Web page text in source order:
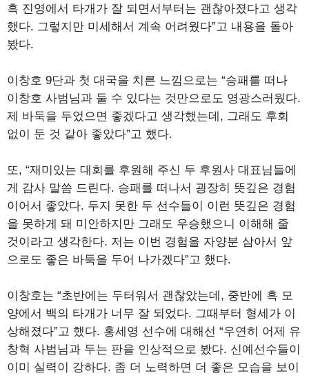
흑 진영에서 타개가 잘 되면서부터는 괜찮아졌다고 생각
했다. 그렇지만 미세해서 계속 어려웠다”고 내용을 돌아
봤다.
이창호 9단과 첫 대국을 치른 느낌으로는 “승패를 떠나
이창호 사범님과 둘 수 있다는 것만으로도 영광스러웠다.
제 바둑을 두었으면 좋겠다고 생각했는데, 그래도 후회
없이 둔 것 같아 좋았다”고 했다.
또, “재미있는 대회를 후원해 주신 두 후원사 대표님들에
게 감사 말씀 드린다. 승패를 떠나서 굉장히 뜻깊은 경험
이어서 좋았다. 두지 못한 두 선수들이 이런 뜻깊은 경험
을 못하게 돼 미안하지만 그래도 우승했으니 이해해 줄
것이라고 생각한다. 저는 이번 경험을 자양분 삼아서 앞
으로도 좋은 바둑을 두어 나가겠다”고 했다.
이창호는 “초반에는 두터워서 괜찮았는데, 중반에 흑 모
양에서 백의 타개가 너무 잘 되었다. 그때부터 형세가 이
상해졌다”고 했다. 홍세영 선수에 대해선 “우연히 어제 유
창혁 사범님과 두는 판을 인상적으로 봤다. 신예선수들이
이미 실력이 강하다. 좀 더 노력하면 더 좋은 모습을 보이